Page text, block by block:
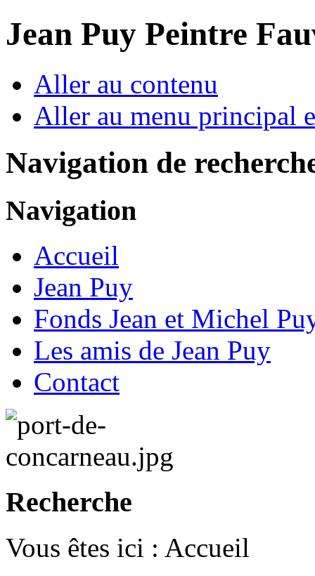
Jean Puy Peintre
Aller au contenu
Aller au menu principal
Navigation de
Navigation
Accueil
Jean Puy
Fonds Jean et Michel
Les amis de Jean Puy
Contact
Recherche
Vous êtes ici : Accueil